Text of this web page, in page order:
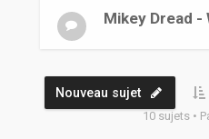
Mikey Dread -
Nouveau sujet
10 sujets •